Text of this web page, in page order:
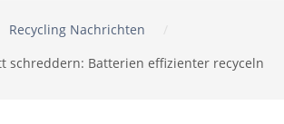
Recycling Nachrichten
schreddern: Batterien effizienter recyceln